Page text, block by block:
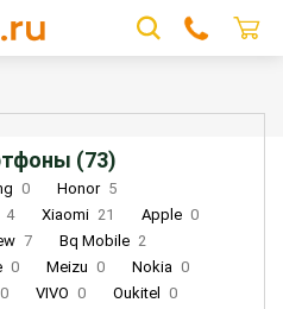
(73)
0 Honor 5
4 Xiaomi 21 Apple 0
7 Bq Mobile 2
0 Meizu 0 Nokia 0
0 VIVO 0 Oukitel
0